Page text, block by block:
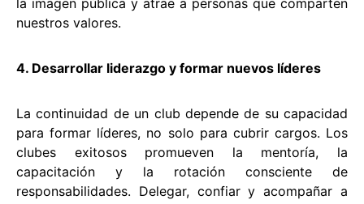
la imagen pública y atrae a personas que comparten
nuestros valores.
4. Desarrollar liderazgo y formar nuevos líderes
La continuidad de un club depende de su capacidad
para formar líderes, no solo para cubrir cargos. Los
clubes exitosos promueven la mentoría, la
capacitación y la rotación consciente de
responsabilidades. Delegar, confiar y acompañar a